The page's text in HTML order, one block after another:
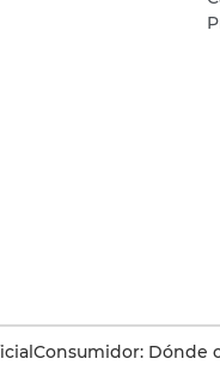
Consumidor: Dónde